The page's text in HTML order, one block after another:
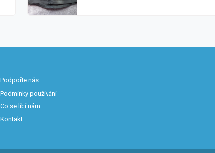
Podpořte nás
Podmínky používání
Co se líbí nám
Kontakt